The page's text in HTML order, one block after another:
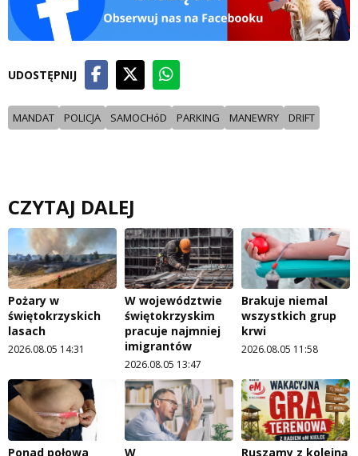
UDOSTĘPNIJ
MANDAT POLICJA SAMOCHóD PARKING MANEWRY DRIFT
CZYTAJ DALEJ
Pożary w
świętokrzyskich
lasach
2026.08.05 14:31
W województwie
świętokrzyskim
pracuje najmniej
imigrantów
2026.08.05 13:47
Brakuje niemal
wszystkich grup
krwi
2026.08.05 11:58
Ponad połowa W Ruszamy z kolejną